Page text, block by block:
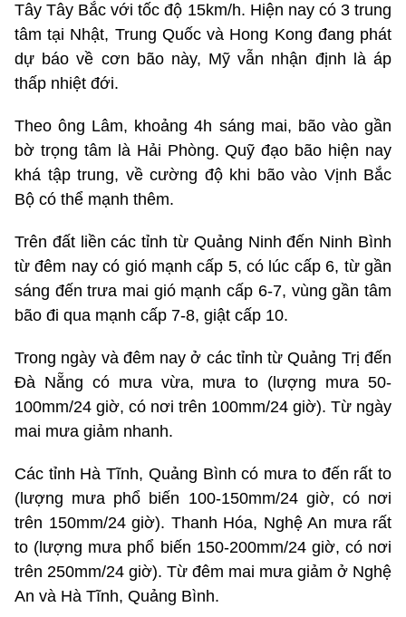
Tây Tây Bắc với tốc độ 15km/h. Hiện nay có 3 trung
tâm tại Nhật, Trung Quốc và Hong Kong đang phát
dự báo về cơn bão này, Mỹ vẫn nhận định là áp
thấp nhiệt đới.
Theo ông Lâm, khoảng 4h sáng mai, bão vào gần
bờ trọng tâm là Hải Phòng. Quỹ đạo bão hiện nay
khá tập trung, về cường độ khi bão vào Vịnh Bắc
Bộ có thể mạnh thêm.
Trên đất liền các tỉnh từ Quảng Ninh đến Ninh Bình
từ đêm nay có gió mạnh cấp 5, có lúc cấp 6, từ gần
sáng đến trưa mai gió mạnh cấp 6-7, vùng gần tâm
bão đi qua mạnh cấp 7-8, giật cấp 10.
Trong ngày và đêm nay ở các tỉnh từ Quảng Trị đến
Đà Nẵng có mưa vừa, mưa to (lượng mưa 50-
100mm/24 giờ, có nơi trên 100mm/24 giờ). Từ ngày
mai mưa giảm nhanh.
Các tỉnh Hà Tĩnh, Quảng Bình có mưa to đến rất to
(lượng mưa phổ biến 100-150mm/24 giờ, có nơi
trên 150mm/24 giờ). Thanh Hóa, Nghệ An mưa rất
to (lượng mưa phổ biến 150-200mm/24 giờ, có nơi
trên 250mm/24 giờ). Từ đêm mai mưa giảm ở Nghệ
An và Hà Tĩnh, Quảng Bình.